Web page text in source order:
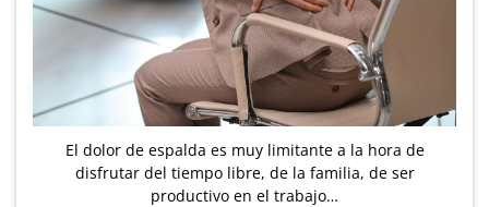
El dolor de espalda es muy limitante a la hora de
disfrutar del tiempo libre, de la familia, de ser
productivo en el trabajo…